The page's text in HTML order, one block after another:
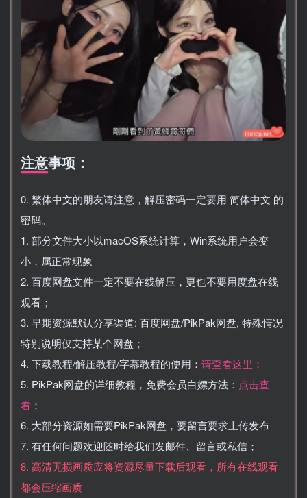
注意事项：
0. 繁体中文的朋友请注意，解压密码一定要用 简体中文 的
密码。
1. 部分文件大小以macOS系统计算，Win系统用户会变
小，属正常现象
2. 百度网盘文件一定不要在线解压，更也不要用度盘在线
观看；
3. 早期资源默认分享渠道: 百度网盘/PikPak网盘, 特殊情况
特别说明仅支持某个网盘；
4. 下载教程/解压教程/字幕教程的使用： 请查看这里；
5. PikPak网盘的详细教程，免费会员白嫖方法： 点击查
看 ；
6. 大部分资源如需要PikPak网盘，要留言要求上传发布
7. 有任何问题欢迎随时给我们发邮件、留言或私信；
8. 高清无损画质应将资源尽量下载后观看，所有在线观看
都会压缩画质